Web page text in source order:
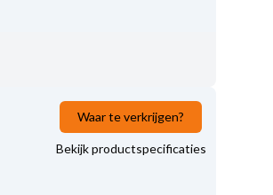
Waar te verkrijgen?
Bekijk productspecificaties